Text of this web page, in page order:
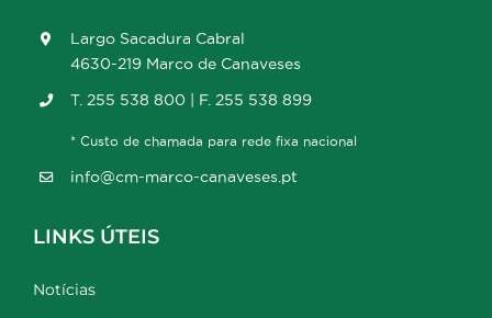
Largo Sacadura Cabral
4630-219 Marco de Canaveses
T. 255 538 800 | F. 255 538 899
* Custo de chamada para rede fixa nacional
info@cm-marco-canaveses.pt
LINKS ÚTEIS
Notícias